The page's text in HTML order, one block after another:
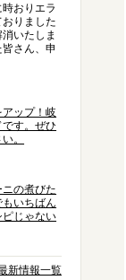
おりエラ
りました
いたしま
さん、申
ップ！岐
す。ぜひ
。
の煮びた
いちばん
じゃない
新情報一覧